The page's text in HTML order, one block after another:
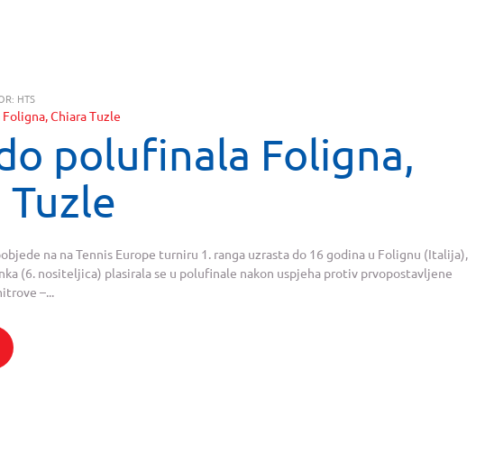
HTS
polufinala Foligna,
Tuzle
na na Tennis Europe turniru 1. ranga uzrasta do 16 godina u Folignu (Italija),
(6. nositeljica) plasirala se u polufinale nakon uspjeha protiv prvopostavljene
–...